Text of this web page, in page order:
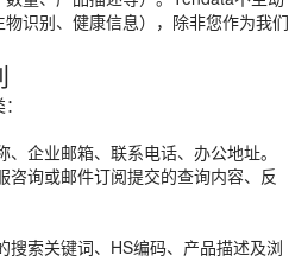
识别、健康信息），除非您作为我们
企业邮箱、联系电话、办公地址。
询或邮件订阅提交的查询内容、反
搜索关键词、HS编码、产品描述及浏